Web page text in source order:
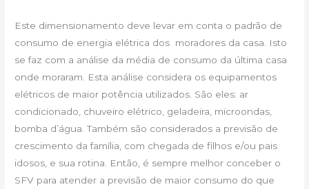
Este dimensionamento deve levar em conta o padrão de
consumo de energia elétrica dos moradores da casa. Isto
se faz com a análise da média de consumo da última casa
onde moraram. Esta análise considera os equipamentos
elétricos de maior potência utilizados. São eles: ar
condicionado, chuveiro elétrico, geladeira, microondas,
bomba d’água. Também são considerados a previsão de
crescimento da família, com chegada de filhos e/ou pais
idosos, e sua rotina. Então, é sempre melhor conceber o
SFV para atender a previsão de maior consumo do que